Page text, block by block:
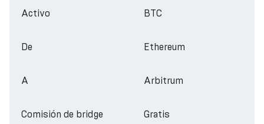
Activo BTC
De Ethereum
A Arbitrum
Comisión de bridge Gratis